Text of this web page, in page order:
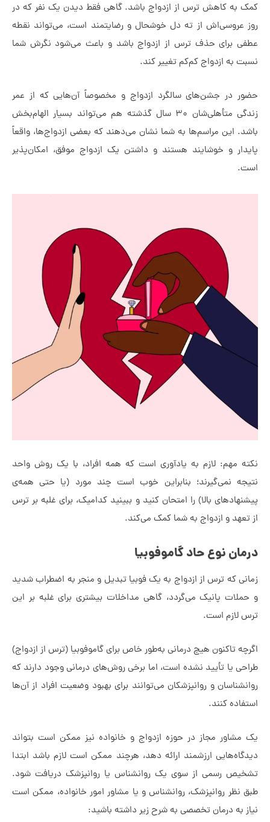
کاهش ترس از ازدواج باشد. گاهی فقط دیدن یک نفر که در
از ته دل خوشحال و رضایتمند است، می‌تواند نقطه‌
برای حذف ترس از ازدواج باشد و باعث می‌شود نگرش شما
به ازدواج کم‌کم تغییر کند.
در جشن‌های سالگرد ازدواج و مخصوصاً آن‌هایی که از عمر
زندگی متأهلی‌شان ۳۰ سال گذشته هم می‌تواند بسیار الهام‌بخش
این مراسم‌ها به شما نشان می‌دهند که بعضی ازدواج‌ها، واقعاً
و خوشایند هستند و داشتن یک ازدواج موفق، امکان‌پذیر
مهم: لازم به یادآوری است که همه‌ افراد، با یک روش واحد
نمی‌گیرند؛ بنابراین خوب است چند مورد (یا حتی همه‌ی
بالا) را امتحان کنید و ببینید کدامیک، برای غلبه بر ترس
و ازدواج به شما کمک می‌کند.
نوع حاد گاموفوبیا
که ترس از ازدواج به یک فوبیا تبدیل و منجر به اضطراب شدید
پانیک می‌گردد، گاهی مداخلات بیشتری برای غلبه بر این
است.
تاکنون هیچ درمانی به‌طور خاص برای گاموفوبیا (ترس از ازدواج)
یا تأیید نشده است، اما برخی روش‌های درمانی وجود دارند که
و روانپزشکان می‌توانند برای بهبود وضعیت افراد از آن‌ها
کنند.
مجاز در حوزه ازدواج و خانواده نیز ممکن است بتواند
ارزشمند ارائه دهد، هرچند ممکن است لازم باشد ابتدا
رسمی از سوی یک روانشناس یا روانپزشک دریافت شود.
روانپزشک، روانشناس و یا مشاور امور خانواده، ممکن است
به درمان تخصصی به شرح زیر داشته باشید: